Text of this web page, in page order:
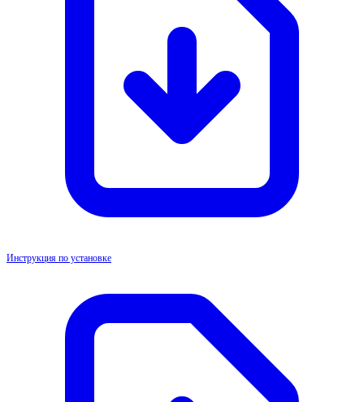
Инструкция по установке